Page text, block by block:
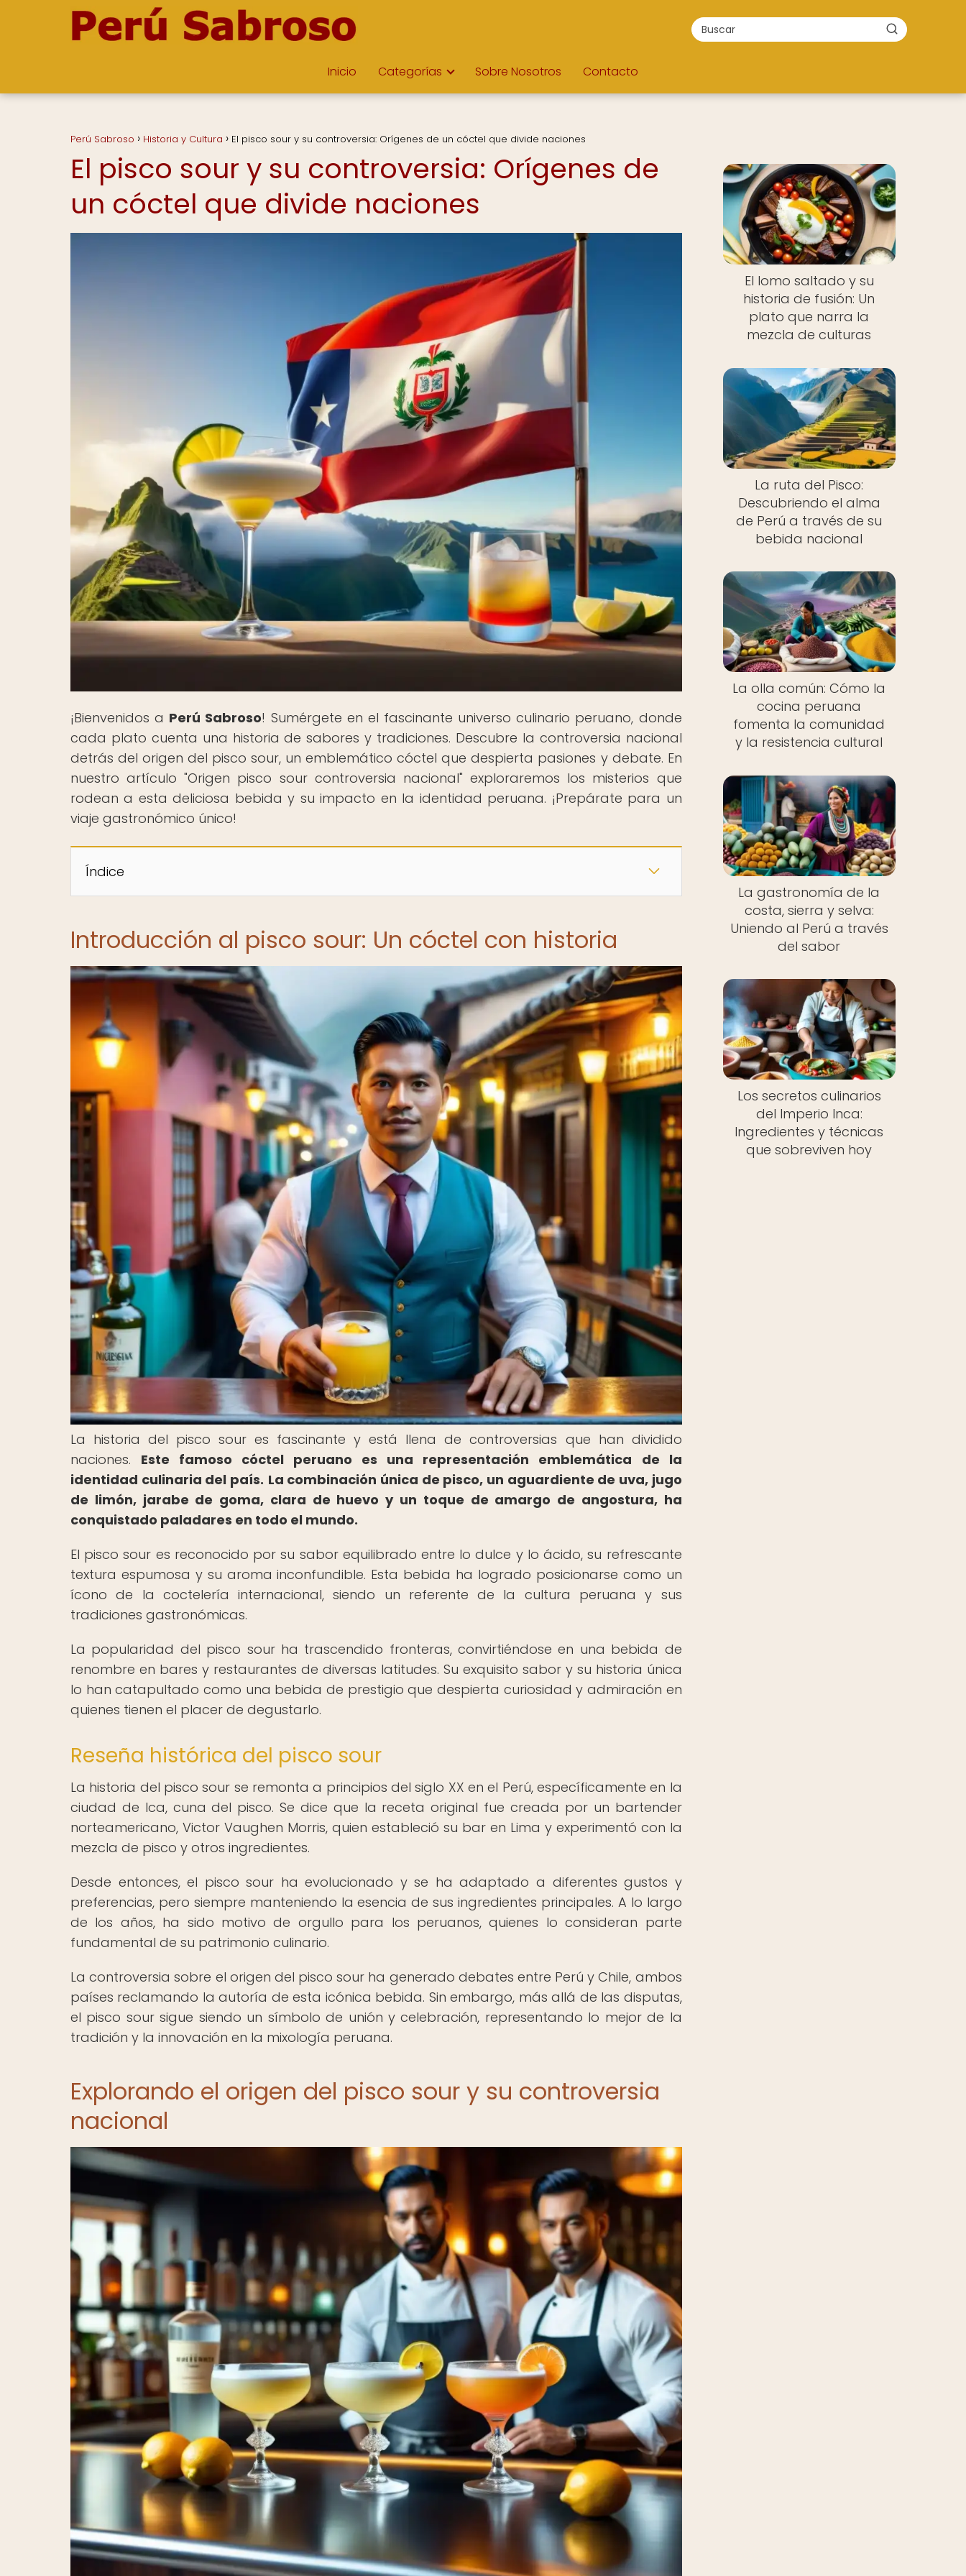
Inicio Categorías Sobre Nosotros Contacto
Perú Sabroso Historia y Cultura El pisco sour y su controversia: Orígenes de un cóctel que divide naciones
El pisco sour y su controversia: Orígenes de
un cóctel que divide naciones
¡Bienvenidos a Perú Sabroso! Sumérgete en el fascinante universo culinario peruano, donde
cada plato cuenta una historia de sabores y tradiciones. Descubre la controversia nacional
detrás del origen del pisco sour, un emblemático cóctel que despierta pasiones y debate. En
nuestro artículo "Origen pisco sour controversia nacional" exploraremos los misterios que
rodean a esta deliciosa bebida y su impacto en la identidad peruana. ¡Prepárate para un
viaje gastronómico único!
Índice
Introducción al pisco sour: Un cóctel con historia
La historia del pisco sour es fascinante y está llena de controversias que han dividido
naciones. Este famoso cóctel peruano es una representación emblemática de la
identidad culinaria del país. La combinación única de pisco, un aguardiente de uva, jugo
de limón, jarabe de goma, clara de huevo y un toque de amargo de angostura, ha
conquistado paladares en todo el mundo.
El pisco sour es reconocido por su sabor equilibrado entre lo dulce y lo ácido, su refrescante
textura espumosa y su aroma inconfundible. Esta bebida ha logrado posicionarse como un
ícono de la coctelería internacional, siendo un referente de la cultura peruana y sus
tradiciones gastronómicas.
La popularidad del pisco sour ha trascendido fronteras, convirtiéndose en una bebida de
renombre en bares y restaurantes de diversas latitudes. Su exquisito sabor y su historia única
lo han catapultado como una bebida de prestigio que despierta curiosidad y admiración en
quienes tienen el placer de degustarlo.
Reseña histórica del pisco sour
La historia del pisco sour se remonta a principios del siglo XX en el Perú, específicamente en la
ciudad de Ica, cuna del pisco. Se dice que la receta original fue creada por un bartender
norteamericano, Victor Vaughen Morris, quien estableció su bar en Lima y experimentó con la
mezcla de pisco y otros ingredientes.
Desde entonces, el pisco sour ha evolucionado y se ha adaptado a diferentes gustos y
preferencias, pero siempre manteniendo la esencia de sus ingredientes principales. A lo largo
de los años, ha sido motivo de orgullo para los peruanos, quienes lo consideran parte
fundamental de su patrimonio culinario.
La controversia sobre el origen del pisco sour ha generado debates entre Perú y Chile, ambos
países reclamando la autoría de esta icónica bebida. Sin embargo, más allá de las disputas,
el pisco sour sigue siendo un símbolo de unión y celebración, representando lo mejor de la
tradición y la innovación en la mixología peruana.
Explorando el origen del pisco sour y su controversia
nacional
El lomo saltado y su
historia de fusión: Un
plato que narra la
mezcla de culturas
La ruta del Pisco:
Descubriendo el alma
de Perú a través de su
bebida nacional
La olla común: Cómo la
cocina peruana
fomenta la comunidad
y la resistencia cultural
La gastronomía de la
costa, sierra y selva:
Uniendo al Perú a través
del sabor
Los secretos culinarios
del Imperio Inca:
Ingredientes y técnicas
que sobreviven hoy